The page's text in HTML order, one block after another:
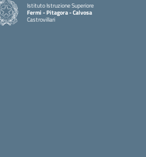
Istituto Istruzione Superiore
Fermi - Pitagora - Calvosa
Castrovillari